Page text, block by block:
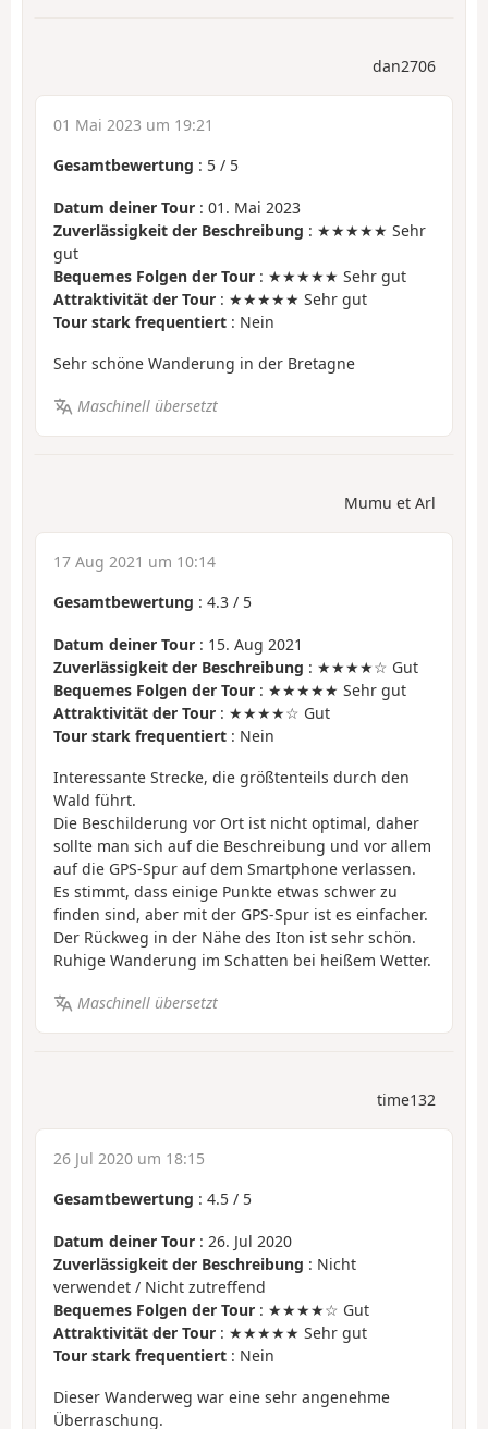
dan2706
01 Mai 2023 um 19:21
Gesamtbewertung : 5 / 5
Datum deiner Tour : 01. Mai 2023
Zuverlässigkeit der Beschreibung : ★★★★★ Sehr
gut
Bequemes Folgen der Tour : ★★★★★ Sehr gut
Attraktivität der Tour : ★★★★★ Sehr gut
Tour stark frequentiert : Nein
Sehr schöne Wanderung in der Bretagne
Maschinell übersetzt
Mumu et Arl
17 Aug 2021 um 10:14
Gesamtbewertung : 4.3 / 5
Datum deiner Tour : 15. Aug 2021
Zuverlässigkeit der Beschreibung : ★★★★☆ Gut
Bequemes Folgen der Tour : ★★★★★ Sehr gut
Attraktivität der Tour : ★★★★☆ Gut
Tour stark frequentiert : Nein
Interessante Strecke, die größtenteils durch den
Wald führt.
Die Beschilderung vor Ort ist nicht optimal, daher
sollte man sich auf die Beschreibung und vor allem
auf die GPS-Spur auf dem Smartphone verlassen.
Es stimmt, dass einige Punkte etwas schwer zu
finden sind, aber mit der GPS-Spur ist es einfacher.
Der Rückweg in der Nähe des Iton ist sehr schön.
Ruhige Wanderung im Schatten bei heißem Wetter.
Maschinell übersetzt
time132
26 Jul 2020 um 18:15
Gesamtbewertung : 4.5 / 5
Datum deiner Tour : 26. Jul 2020
Zuverlässigkeit der Beschreibung : Nicht
verwendet / Nicht zutreffend
Bequemes Folgen der Tour : ★★★★☆ Gut
Attraktivität der Tour : ★★★★★ Sehr gut
Tour stark frequentiert : Nein
Dieser Wanderweg war eine sehr angenehme
Überraschung.